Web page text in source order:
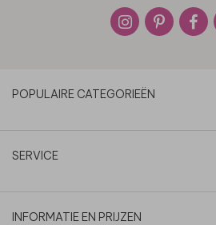
POPULAIRE CATEGORIEËN
SERVICE
INFORMATIE EN PRIJZEN